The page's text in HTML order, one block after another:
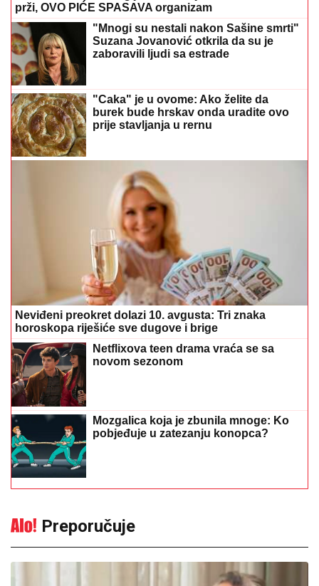
prži, OVO PIĆE SPASAVA organizam
"Mnogi su nestali nakon Sašine smrti"
Suzana Jovanović otkrila da su je
zaboravili ljudi sa estrade
"Caka" je u ovome: Ako želite da
burek bude hrskav onda uradite ovo
prije stavljanja u rernu
Neviđeni preokret dolazi 10. avgusta: Tri znaka
horoskopa riješiće sve dugove i brige
Netflixova teen drama vraća se sa
novom sezonom
Mozgalica koja je zbunila mnoge: Ko
pobjeđuje u zatezanju konopca?
Preporučuje